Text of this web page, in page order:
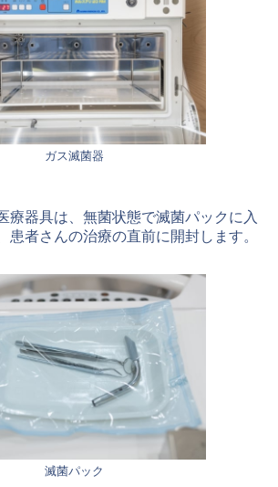
ガス滅菌器
療器具は、無菌状態で滅菌パックに入
患者さんの治療の直前に開封します。
滅菌パック